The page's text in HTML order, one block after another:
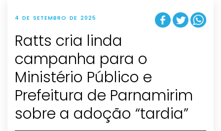
4 DE SETEMBRO DE 2025
Ratts cria linda
campanha para o
Ministério Público e
Prefeitura de Parnamirim
sobre a adoção “tardia”